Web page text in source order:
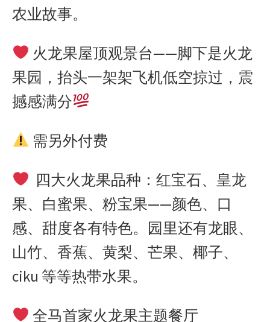
农业故事。
火龙果屋顶观景台——脚下是火龙
果园，抬头一架架飞机低空掠过，震
撼感满分
需另外付费
四大火龙果品种：红宝石、皇龙
果、白蜜果、粉宝果——颜色、口
感、甜度各有特色。园里还有龙眼、
山竹、香蕉、黄梨、芒果、椰子、
ciku 等等热带水果。
全马首家火龙果主题餐厅